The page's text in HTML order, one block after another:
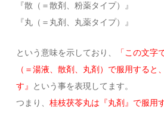
『散（＝散剤、粉薬タイプ）』
『丸（＝丸剤、丸薬タイプ）』
という意味を示しており、
「この文字
（＝湯液、散剤、丸剤）で服用すると
す』
という事を表現してます。
つまり、桂枝茯苓丸は『丸剤』で服用